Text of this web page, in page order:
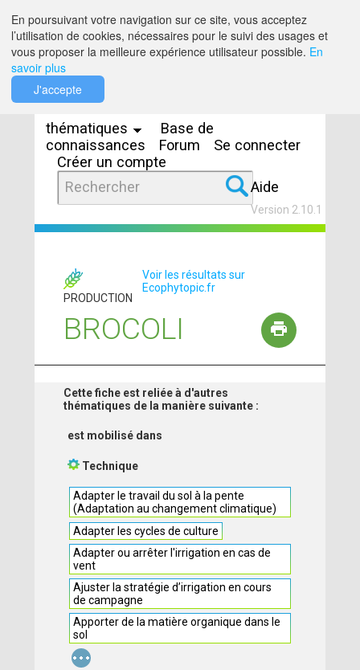
thématiques
Base de
connaissances
Forum
Se connecter
Créer un compte
Aide
Version 2.10.1
PRODUCTION
Voir les résultats sur
Ecophytopic.fr
BROCOLI
Cette fiche est reliée à d'autres
thématiques de la manière suivante :
est mobilisé dans
Technique
Adapter le travail du sol à la pente
(Adaptation au changement climatique)
Adapter les cycles de culture
Adapter ou arrêter l'irrigation en cas de
vent
Ajuster la stratégie d’irrigation en cours
de campagne
Apporter de la matière organique dans le
sol
...
En poursuivant votre navigation sur ce site, vous acceptez
l’utilisation de cookies, nécessaires pour le suivi des usages et
vous proposer la meilleure expérience utilisateur possible. En
savoir plus
J'accepte